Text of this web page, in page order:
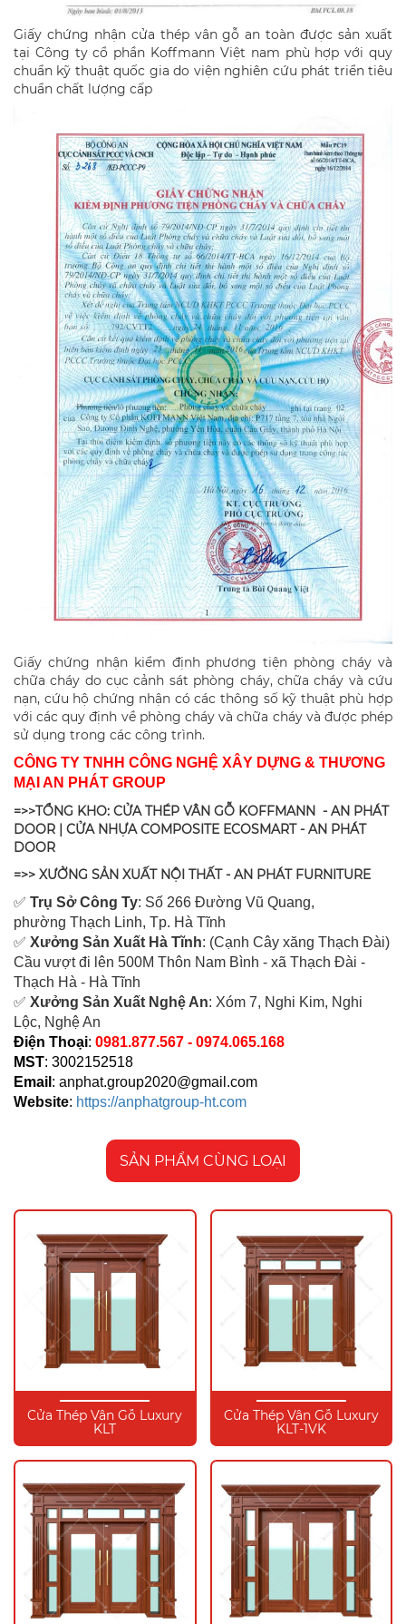
Giấy chứng nhận cửa thép vân gỗ an toàn được sản xuất
tại Công ty cổ phần Koffmann Việt nam phù hợp với quy
chuẩn kỹ thuật quốc gia do viện nghiên cứu phát triển tiêu
chuẩn chất lượng cấp
Giấy chứng nhận kiểm định phương tiện phòng cháy và
chữa cháy do cục cảnh sát phòng cháy, chữa cháy và cứu
nạn, cứu hộ chứng nhận có các thông số kỹ thuật phù hợp
với các quy định về phòng cháy và chữa cháy và được phép
sử dụng trong các công trình.
CÔNG TY TNHH CÔNG NGHỆ XÂY DỰNG & THƯƠNG
MẠI AN PHÁT GROUP
=>>TỔNG KHO: CỬA THÉP VÂN GỖ KOFFMANN - AN PHÁT
DOOR | CỬA NHỰA COMPOSITE ECOSMART - AN PHÁT
DOOR
=>> XƯỞNG SẢN XUẤT NỘI THẤT - AN PHÁT FURNITURE
✅ Trụ Sở Công Ty: Số 266 Đường Vũ Quang,
phường Thạch Linh, Tp. Hà Tĩnh
✅ Xưởng Sản Xuất Hà Tĩnh: (Cạnh Cây xăng Thạch Đài)
Cầu vượt đi lên 500M Thôn Nam Bình - xã Thạch Đài -
Thạch Hà - Hà Tĩnh
✅ Xưởng Sản Xuất Nghệ An: Xóm 7, Nghi Kim, Nghi
Lộc, Nghệ An
Điện Thoại: 0981.877.567 - 0974.065.168
MST: 3002152518
Email : anphat.group2020@gmail.com
Website: https://anphatgroup-ht.com
SẢN PHẨM CÙNG LOẠI
Cửa Thép Vân Gỗ Luxury
KLT
Cửa Thép Vân Gỗ Luxury
KLT-1VK